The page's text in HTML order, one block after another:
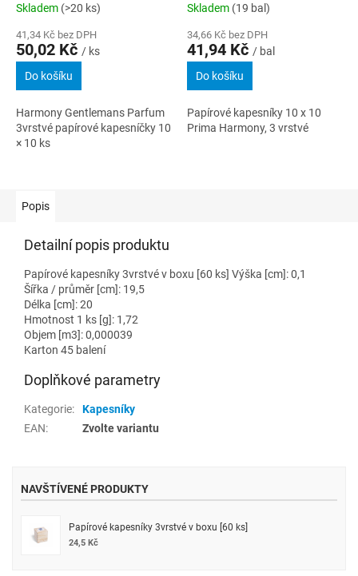
Skladem (>20 ks)
41,34 Kč bez DPH
50,02 Kč / ks
Do košíku
Harmony Gentlemans Parfum
3vrstvé papírové kapesníčky 10
× 10 ks
Skladem (19 bal)
34,66 Kč bez DPH
41,94 Kč / bal
Do košíku
Papírové kapesníky 10 x 10
Prima Harmony, 3 vrstvé
Popis
Detailní popis produktu
Papírové kapesníky 3vrstvé v boxu [60 ks] Výška [cm]: 0,1
Šířka / průměr [cm]: 19,5
Délka [cm]: 20
Hmotnost 1 ks [g]: 1,72
Objem [m3]: 0,000039
Karton 45 balení
Doplňkové parametry
Kategorie:
Kapesníky
EAN: Zvolte variantu
NAVŠTÍVENÉ PRODUKTY
Papírové kapesníky 3vrstvé v boxu [60 ks]
24,5 Kč